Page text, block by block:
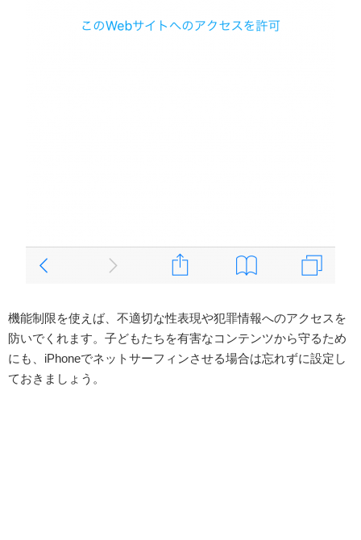
機能制限を使えば、不適切な性表現や犯罪情報へのアクセスを
防いでくれます。子どもたちを有害なコンテンツから守るため
にも、iPhoneでネットサーフィンさせる場合は忘れずに設定し
ておきましょう。